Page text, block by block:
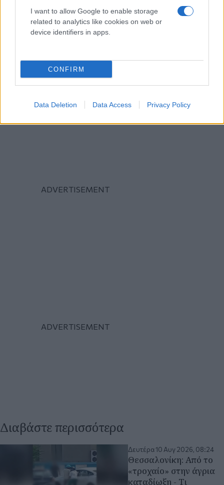
I want to allow Google to enable storage
related to analytics like cookies on web or
device identifiers in apps.
CONFIRM
Data Deletion Data Access Privacy Policy
Διαβάστε περισσότερα
Δευτέρα 10 Αυγ 2026, 08:24
Θεσσαλονίκη: Από το
«τροχαίο» στην άγρια
καταδίωξη - Τι